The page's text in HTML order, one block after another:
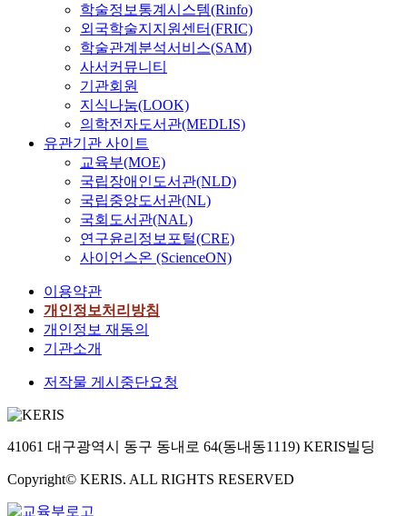
학술정보통계시스템(Rinfo)
외국학술지지원센터(FRIC)
학술관계분석서비스(SAM)
사서커뮤니티
기관회원
지식나눔(LOOK)
의학전자도서관(MEDLIS)
유관기관 사이트
교육부(MOE)
국립장애인도서관(NLD)
국립중앙도서관(NL)
국회도서관(NAL)
연구윤리정보포털(CRE)
사이언스온 (ScienceON)
이용약관
개인정보처리방침
개인정보 재동의
기관소개
저작물 게시중단요청
41061 대구광역시 동구 동내로 64(동내동1119) KERIS빌딩
Copyright© KERIS. ALL RIGHTS RESERVED